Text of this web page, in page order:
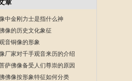
章
中金刚力士是指什么神
像的历史文化象征
音铜像的形象
厂家对千手观音来历的介绍
萨佛像备受人们尊崇的原因
佛像按形象特征如何分类